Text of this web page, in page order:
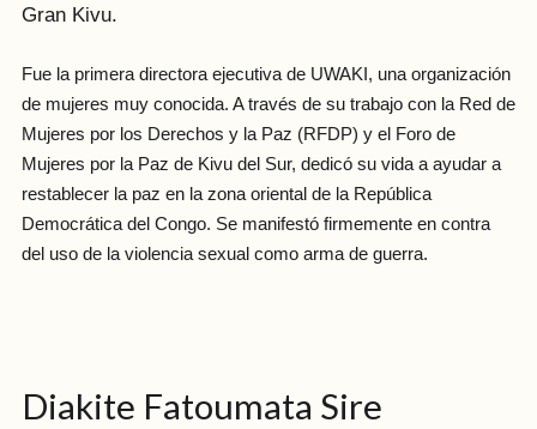
Gran Kivu.
Fue la primera directora ejecutiva de UWAKI, una organización
de mujeres muy conocida. A través de su trabajo con la Red de
Mujeres por los Derechos y la Paz (RFDP) y el Foro de
Mujeres por la Paz de Kivu del Sur, dedicó su vida a ayudar a
restablecer la paz en la zona oriental de la República
Democrática del Congo. Se manifestó firmemente en contra
del uso de la violencia sexual como arma de guerra.
Diakite Fatoumata Sire